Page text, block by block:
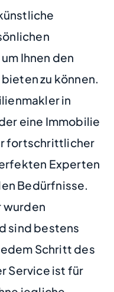
Ihnen den
zu können.
in
eine Immobilie
fortschrittlicher
Experten
Bedürfnisse.
wurden
sind bestens
Schritt des
Service ist für